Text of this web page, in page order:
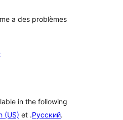
a des problèmes
in the following
(US) et .Русский.